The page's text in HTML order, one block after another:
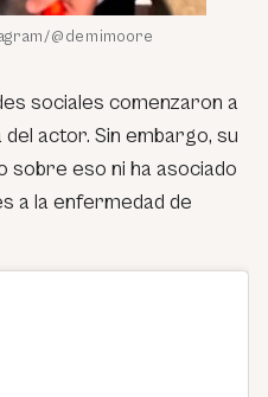
@demimoore
sociales comenzaron a
actor. Sin embargo, su
sobre eso ni ha asociado
a la enfermedad de